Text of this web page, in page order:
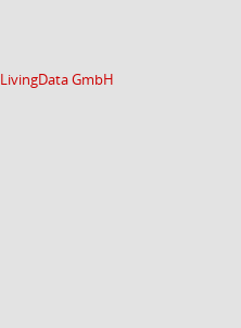
LivingData GmbH